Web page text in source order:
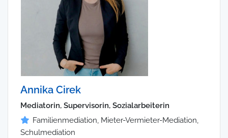
Annika Cirek
Mediatorin, Supervisorin, Sozialarbeiterin
Familienmediation, Mieter-Vermieter-Mediation,
Schulmediation